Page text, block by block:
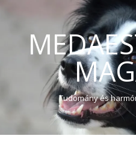
Tudomány és